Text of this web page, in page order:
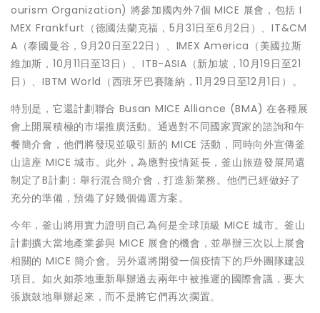
ourism Organization) 將參加國內外7個 MICE 展會，包括 I
MEX Frankfurt（德國法蘭克福，5月31日至6月2日）、IT&CM
A（泰國曼谷，9月20日至22日）、IMEX America（美國拉斯
維加斯，10月11日至13日）、ITB-ASIA（新加坡，10月19日至21
日）、IBTM World（西班牙巴賽隆納，11月29日至12月1日）。
特別是，它還計劃聯合 Busan MICE Alliance (BMA) 在各種展
會上開展積極的市場推廣活動。通過對不同國家買家的諮詢和午
餐簡介會，他們將發現並吸引新的 MICE 活動，同時向外宣傳釜
山這座 MICE 城市。此外，為應對疫情延長，釜山旅遊發展局還
制定了B計劃：舉行混合簡介會，打造新業務。他們已經做好了
充分的準備，預備了好幾個備選方案。
今年，釜山將用實力證明自己為何是全球頂級 MICE 城市。釜山
計劃擴大當地產業參與 MICE 展會的機會，並舉辦三次以上展會
相關的 MICE 簡介會。另外還將開發一個疫情下的戶外團隊建設
項目。如火如荼地重新舉辦過去兩年中被推遲的國際會議，要大
張旗鼓地舉辦起來，而不是將它們再次擱置。